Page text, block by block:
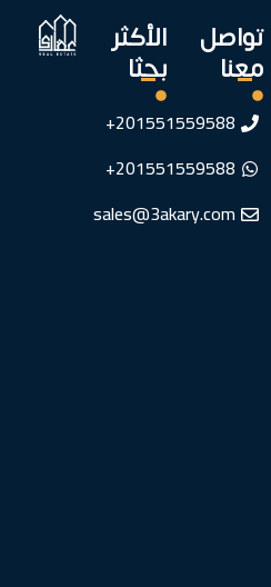
تواصل
معنا
201551559588+
201551559588+
sales@3akary.com
الأكثر
بحثا